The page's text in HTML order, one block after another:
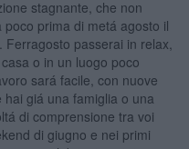
stagnante, che non
prima di metá agosto il
passerai in relax,
o in un luogo poco
sará facile, con nuove
giá una famiglia o una
di comprensione tra voi
di giugno e nei primi